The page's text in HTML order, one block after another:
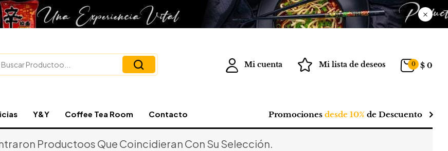
Mi cuenta Mi lista de deseos 0 $ 0
Y&Y Coffee Tea Room Contacto Promociones desde 10% de Descuento
Productoos Que Coincidieran Con Su Selección.